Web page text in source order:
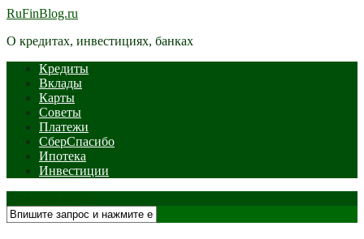
RuFinBlog.ru
О кредитах, инвестициях, банках
Кредиты
Вклады
Карты
Советы
Платежи
СберСпасибо
Ипотека
Инвестиции